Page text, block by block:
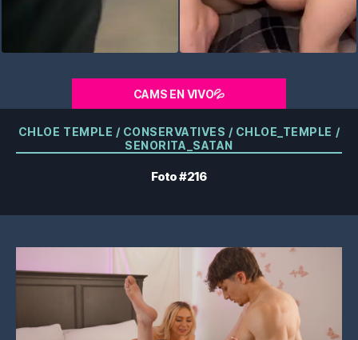
CAMS EN VIVO💦
Categorías
CHLOE TEMPLE / CONSERVATIVES / CHLOE_TEMPLE /
SENORITA_SATAN
Foto #216